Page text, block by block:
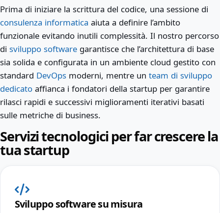
Prima di iniziare la scrittura del codice, una sessione di
consulenza informatica aiuta a definire l’ambito
funzionale evitando inutili complessità. Il nostro percorso
di sviluppo software garantisce che l’architettura di base
sia solida e configurata in un ambiente cloud gestito con
standard DevOps moderni, mentre un team di sviluppo
dedicato affianca i fondatori della startup per garantire
rilasci rapidi e successivi miglioramenti iterativi basati
sulle metriche di business.
Servizi tecnologici per far crescere la
tua startup
Sviluppo software su misura